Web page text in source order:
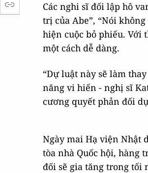
Các nghi sĩ đối lập hô
trị của Abe”, “Nói
hiện cuộc bỏ phiếu. Với
một cách dễ dàng.
“Dự luật này sẽ làm
năng vi hiến - nghị sĩ
cương quyết phản đối
Ngày mai Hạ viện Nhật
tòa nhà Quốc hội, hàng
đối sẽ gia tăng trong tối